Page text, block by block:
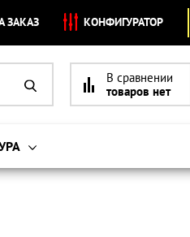
ЗАКАЗ КОНФИГУРАТОР
В сравнении
товаров нет